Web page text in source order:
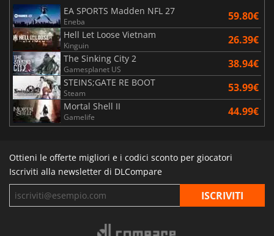
EA SPORTS Madden NFL 27
Eneba 59.80€
Hell Let Loose Vietnam
Kinguin 26.39€
The Sinking City 2
Gamesplanet US 38.94€
STEINS;GATE RE BOOT
Steam 53.99€
Mortal Shell II
Gamelife 44.99€
Ottieni le offerte migliori e i codici sconto per giocatori
Iscriviti alla newsletter di DLCompare